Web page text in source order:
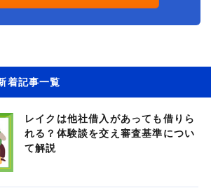
着記事一覧
レイクは他社借入があっても借りら
れる？体験談を交え審査基準につい
て解説